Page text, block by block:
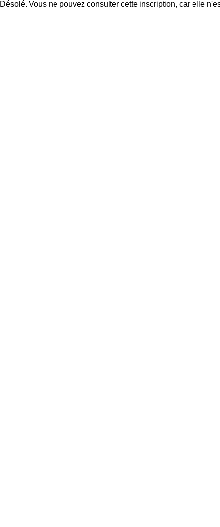
Désolé. Vous ne pouvez consulter cette inscription, car elle